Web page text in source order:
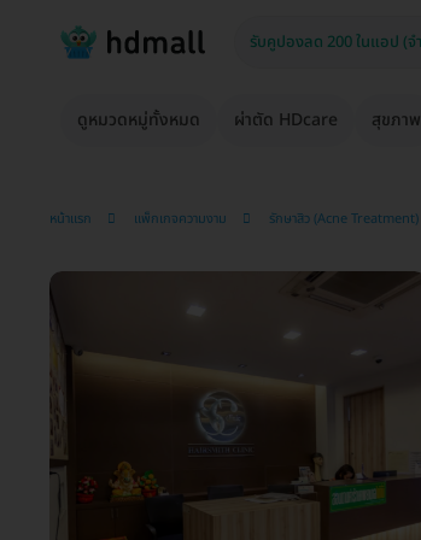
ดูหมวดหมู่ทั้งหมด ผ่าตัด HDcare สุขภาพ
หน้าแรก แพ็กเกจความงาม รักษาสิว (Acne Treatment)